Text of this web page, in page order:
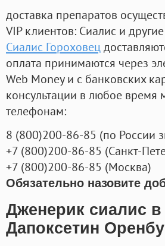
доставка препаратов
VIP клиентов: Сиалис и
Сиалис Гороховец
оплата принимаются через
Web Money и с банковских
консультации в любое время
телефонам:
8 (800)200-86-85 (по России
+7 (800)200-86-85 (Санкт-
+7 (800)200-86-85 (Москва)
Обязательно назовите
Дженерик сиалис в
Дапоксетин